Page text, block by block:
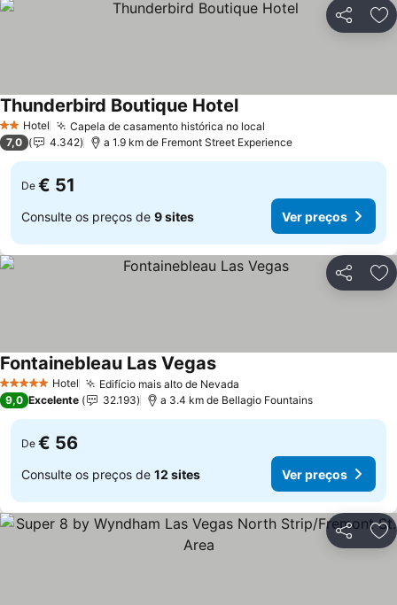
Partilhar
2 Estrelas
Hotel Capela de casamento histórica no local
Thunderbird Boutique Hotel
7,0 4.342 a 1.9 km de Fremont Street Experience
De € 51
Consulte os preços de 9 sites Ver preços
Partilhar
5 Estrelas Hotel Edifício mais alto de Nevada
Fontainebleau Las Vegas
9,0 Excelente 32.193 a 3.4 km de Bellagio Fountains
De € 56
Consulte os preços de 12 sites Ver preços
Partilhar